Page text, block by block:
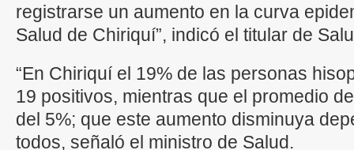
registrarse un aumento en la curva
Salud de Chiriquí”, indicó el titular de
“En Chiriquí el 19% de las personas
19 positivos, mientras que el promedio
del 5%; que este aumento disminuya
todos, señaló el ministro de Salud.